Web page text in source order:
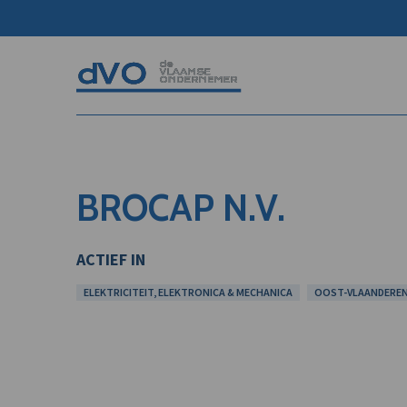
BROCAP N.V.
ACTIEF IN
ELEKTRICITEIT, ELEKTRONICA & MECHANICA OOST-VLAANDEREN